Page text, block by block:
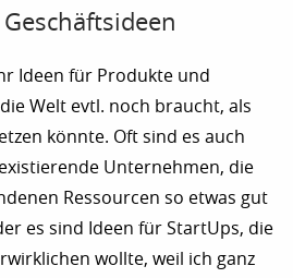
Ideen für Produkte und
Welt evtl. noch braucht, als
könnte. Oft sind es auch
Unternehmen, die
Ressourcen so etwas gut
es sind Ideen für StartUps, die
wollte, weil ich ganz